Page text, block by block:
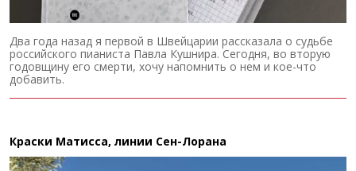
Два года назад я первой в Швейцарии рассказала о судьбе
российского пианиста Павла Кушнира. Сегодня, во вторую
годовщину его смерти, хочу напомнить о нем и кое-что
добавить.
Краски Матисса, линии Сен-Лорана